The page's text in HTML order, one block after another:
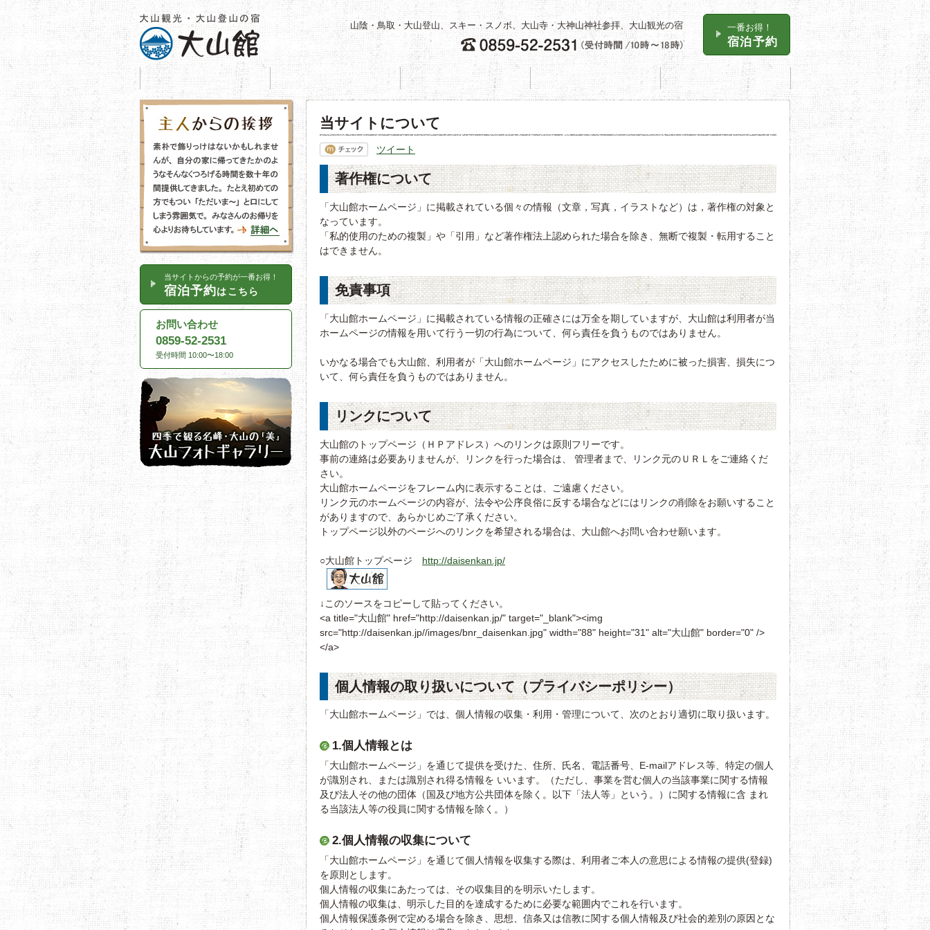
山陰・鳥取・大山登山、スキー・スノボ、大山寺・大神山神社参拝、大山観光の宿 一番お得！
宿泊予約
旅館案内 お食事処
当サイトについて
ツイート
著作権について
「大山館ホームページ」に掲載されている個々の情報（文章，写真，イラストなど）は，著作権の対象と
なっています。
「私的使用のための複製」や「引用」など著作権法上認められた場合を除き、無断で複製・転用すること
はできません。
免責事項
「大山館ホームページ」に掲載されている情報の正確さには万全を期していますが、大山館は利用者が当
ホームページの情報を用いて行う一切の行為について、何ら責任を負うものではありません。
いかなる場合でも大山館、利用者が「大山館ホームページ」にアクセスしたために被った損害、損失につ
いて、何ら責任を負うものではありません。
リンクについて
大山館のトップページ（ＨＰアドレス）へのリンクは原則フリーです。
事前の連絡は必要ありませんが、リンクを行った場合は、 管理者まで、リンク元のＵＲＬをご連絡くだ
さい。
大山館ホームページをフレーム内に表示することは、ご遠慮ください。
リンク元のホームページの内容が、法令や公序良俗に反する場合などにはリンクの削除をお願いすること
がありますので、あらかじめご了承ください。
トップページ以外のページへのリンクを希望される場合は、大山館へお問い合わせ願います。
○大山館トップページ http://daisenkan.jp/
↓このソースをコピーして貼ってください。
<a title="大山館" href="http://daisenkan.jp/" target="_blank"><img
src="http://daisenkan.jp//images/bnr_daisenkan.jpg" width="88" height="31" alt="大山館" border="0" />
</a>
個人情報の取り扱いについて（プライバシーポリシー）
「大山館ホームページ」では、個人情報の収集・利用・管理について、次のとおり適切に取り扱います。
1.個人情報とは
「大山館ホームページ」を通じて提供を受けた、住所、氏名、電話番号、E-mailアドレス等、特定の個人
が識別され、または識別され得る情報を いいます。（ただし、事業を営む個人の当該事業に関する情報
及び法人その他の団体（国及び地方公共団体を除く。以下「法人等」という。）に関する情報に含 まれ
る当該法人等の役員に関する情報を除く。）
2.個人情報の収集について
「大山館ホームページ」を通じて個人情報を収集する際は、利用者ご本人の意思による情報の提供(登録)
を原則とします。
個人情報の収集にあたっては、その収集目的を明示いたします。
個人情報の収集は、明示した目的を達成するために必要な範囲内でこれを行います。
個人情報保護条例で定める場合を除き、思想、信条又は信教に関する個人情報及び社会的差別の原因とな
当サイトからの予約が一番お得！
宿泊予約はこちら
お問い合わせ
0859-52-2531
受付時間 10:00〜18:00